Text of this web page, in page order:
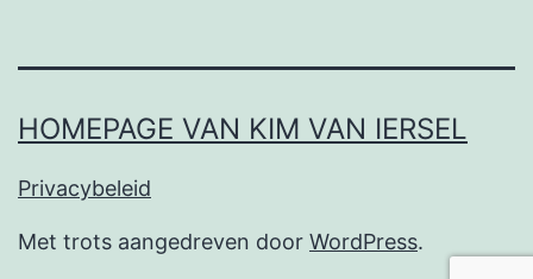
HOMEPAGE VAN KIM VAN IERSEL
Privacybeleid
Met trots aangedreven door WordPress.